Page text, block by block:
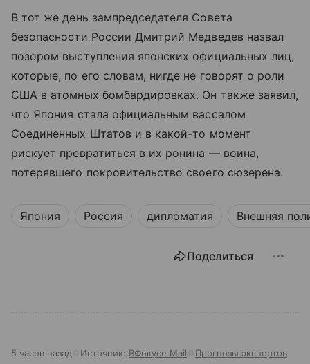
В тот же день зампредседателя Совета
безопасности России Дмитрий Медведев назвал
позором выступления японских официальных лиц,
которые, по его словам, нигде не говорят о роли
США в атомных бомбардировках. Он также заявил,
что Япония стала официальным вассалом
Соединенных Штатов и в какой-то момент
рискует превратиться в их ронина — воина,
потерявшего покровительство своего сюзерена.
Япония Россия дипломатия Внешняя
Поделиться
5 часов назад Источник: ВФокусе Mail Прогнозы экспертов